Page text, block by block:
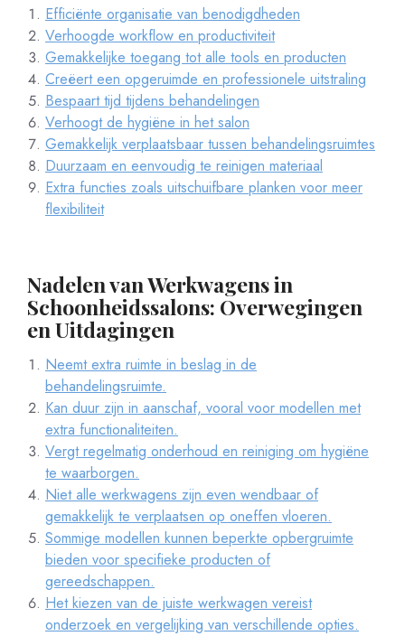
Efficiënte organisatie van benodigdheden
Verhoogde workflow en productiviteit
Gemakkelijke toegang tot alle tools en producten
Creëert een opgeruimde en professionele uitstraling
Bespaart tijd tijdens behandelingen
Verhoogt de hygiëne in het salon
Gemakkelijk verplaatsbaar tussen behandelingsruimtes
Duurzaam en eenvoudig te reinigen materiaal
Extra functies zoals uitschuifbare planken voor meer
flexibiliteit
Nadelen van Werkwagens in
Schoonheidssalons: Overwegingen
en Uitdagingen
Neemt extra ruimte in beslag in de
behandelingsruimte.
Kan duur zijn in aanschaf, vooral voor modellen met
extra functionaliteiten.
Vergt regelmatig onderhoud en reiniging om hygiëne
te waarborgen.
Niet alle werkwagens zijn even wendbaar of
gemakkelijk te verplaatsen op oneffen vloeren.
Sommige modellen kunnen beperkte opbergruimte
bieden voor specifieke producten of
gereedschappen.
Het kiezen van de juiste werkwagen vereist
onderzoek en vergelijking van verschillende opties.